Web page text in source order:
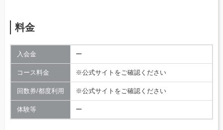
料金
入会金 ー
コース料金 ※公式サイトをご確認ください
回数券/都度利用 ※公式サイトをご確認ください
体験等 ー